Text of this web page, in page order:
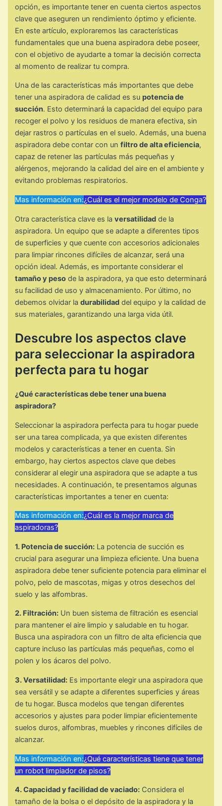
opción, es importante tener en cuenta ciertos aspectos
clave que aseguren un rendimiento óptimo y eficiente.
En este artículo, exploraremos las características
fundamentales que una buena aspiradora debe poseer,
con el objetivo de ayudarte a tomar la decisión correcta
al momento de realizar tu compra.
Una de las características más importantes que debe
tener una aspiradora de calidad es su potencia de
succión. Esto determinará la capacidad del equipo para
recoger el polvo y los residuos de manera efectiva, sin
dejar rastros o partículas en el suelo. Además, una buena
aspiradora debe contar con unfiltro de alta eficiencia,
capaz de retener las partículas más pequeñas y
alérgenos, mejorando la calidad del aire en el ambiente y
evitando problemas respiratorios.
Mas información en:¿Cuál es el mejor modelo de Conga?
Otra característica clave es laversatilidad de la
aspiradora. Un equipo que se adapte a diferentes tipos
de superficies y que cuente con accesorios adicionales
para limpiar rincones difíciles de alcanzar, será una
opción ideal. Además, es importante considerar el
tamaño y peso de la aspiradora, ya que esto determinará
su facilidad de uso y almacenamiento. Por último, no
debemos olvidar ladurabilidad del equipo y la calidad de
sus materiales, garantizando una larga vida útil.
Descubre los aspectos clave
para seleccionar la aspiradora
perfecta para tu hogar
¿Qué características debe tener una buena
aspiradora?
Seleccionar la aspiradora perfecta para tu hogar puede
ser una tarea complicada, ya que existen diferentes
modelos y características a tener en cuenta. Sin
embargo, hay ciertos aspectos clave que debes
considerar al elegir una aspiradora que se adapte a tus
necesidades. A continuación, te presentamos algunas
características importantes a tener en cuenta:
Mas información en:¿Cuál es la mejor marca de
aspiradoras?
1. Potencia de succión: La potencia de succión es
crucial para asegurar una limpieza eficiente. Una buena
aspiradora debe tener suficiente potencia para eliminar el
polvo, pelo de mascotas, migas y otros desechos del
suelo y las alfombras.
2. Filtración: Un buen sistema de filtración es esencial
para mantener el aire limpio y saludable en tu hogar.
Busca una aspiradora con un filtro de alta eficiencia que
capture incluso las partículas más pequeñas, como el
polen y los ácaros del polvo.
3. Versatilidad: Es importante elegir una aspiradora que
sea versátil y se adapte a diferentes superficies y áreas
de tu hogar. Busca modelos que tengan diferentes
accesorios y ajustes para poder limpiar eficientemente
suelos duros, alfombras, muebles y rincones difíciles de
alcanzar.
Mas información en:¿Qué características tiene que tener
un robot limpiador de pisos?
4. Capacidad y facilidad de vaciado: Considera el
tamaño de la bolsa o el depósito de la aspiradora y la